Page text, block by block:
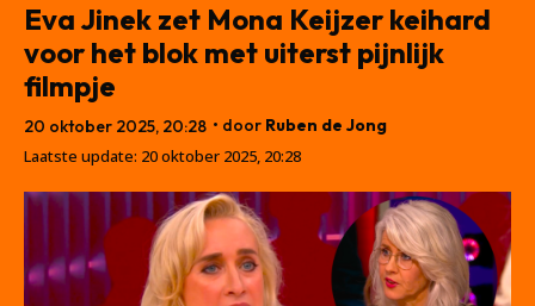
Eva Jinek zet Mona Keijzer keihard
voor het blok met uiterst pijnlijk
filmpje
20 oktober 2025, 20:28 • door Ruben de Jong
Laatste update: 20 oktober 2025, 20:28